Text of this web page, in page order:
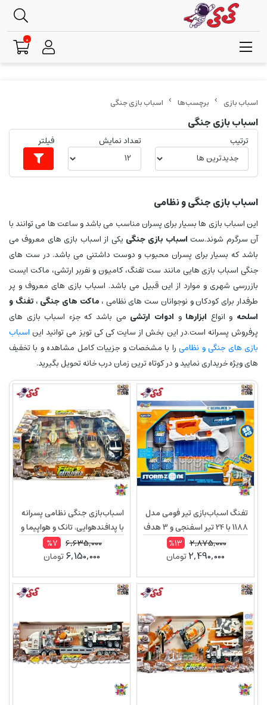
برچسب‌ها اسباب بازی جنگی
اسباب بازی جنگی
ترتیب تعداد نمایش فیلتر
اسباب بازی جنگی و نظامی
این اسباب بازی ها بسیار برای پسران مناسب می باشد و ساعت ها می توانند با
آن سرگرم شوند.ست اسباب بازی جنگی یکی از اسباب بازی های معروف می
باشد که بسیار برای پسران محبوب و دوست داشتنی می باشد. در ست های
جنگی اسباب بازی هایی مانند ست تفنگ، کامیون و نفربر ارتشی، ماکت ایست
بازررسی شهری و موارد از این قبیل می باشد. اسباب بازی های معروف و پر
طرفدار برای کودکان و نوجوانان ست های نظامی ،ماکت های جنگی ،تفنگ و
اسلحه و انواع ابزارهاو ادوات ارتشی می باشد که جزء اسباب بازی های
پرفروش پسرانه است.در این بخش از سایت کی کی تویز می توانید این اسباب
بازی های جنگی و نظامیرا با مشخصات و جزییات کامل مشاهده و با تخفیف
های ویژه خریداری نمایید و در کوتاه ترین زمان درب خانه تحویل بگیرید.
تفنگ اسباب‌بازی تیر فومی مدل
1188 با 24 تیر اسفنجی و 3 هدف
نشانه‌گیری2,875,000
%13
2,490,000تومان
اسباب‌بازی جنگی نظامی پسرانه
با پدافندهوایی، تانک و هواپیما و
6,635,000
%7
6,150,000تومان
0